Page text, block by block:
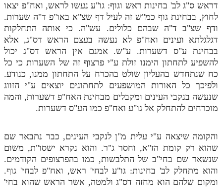
תלמוד עשר הספירות חלק יב
תלמוד עשר הספירות חלק יג
תלמוד עשר הספירות חלק יד
תלמוד עשר הספירות חלק טו
תלמוד עשר הספירות חלק טז
בית שער הכוונות
אודות האתר
בעל הסולם
אתר הבית
דראש ס"ג לב' בחינות ראש וגוף: גו"ע נעשו לראש, ואח"פ יצאו
לחוץ, בבחינת גוף כמ"ש זה לעיל דף שצ"א באו"פ ד"ה שערות.
ודף שצ"ב ד"ה שבהם כלולים. עש"ה. כי אותה התחלקות
דגלגלתא ועינים ואח"פ לא נעשה בעצם הראש דס"ג, אלא
בבחינת ע"ס דשערות. ע"ש. אמנם אין הראש דס"ג יכול
להשפיע לתחתון הימנו זולת ע"י פרצוף זה של השערות כי כל
כח שנתחדש בהעליון שולט בהכרח על התחתון ממנו, כנודע.
ולפיכך כל האורות המושפעים לתחתונים יוצאים ע"י הזווג
שנעשה בנקבי העינים ומקבלים מבחינת האח"פ דשערות, והמה
מוכרחים להתחלק אל גו"ע ואח"פ כמו הע"ס דשערות.
והקומה שיצאה ע"י עלית מ"ן לנקבי העינים, כבר נתבאר שם
שהוא רק קומת הז"א, וחסר ג"ר. והוא נקרא ישסו"ת, משום
שנשאר שם בחי"ב של התלבשות, כמו בהפרצופים הקודמים.
והוא מתחלק לב' בחינות: גו"ע לבחי' ראש, ואח"פ לבחי' גוף.
ומקום שלהם הוא מחזה דס"ג ולמטה, אשר הראש שהוא בחי'